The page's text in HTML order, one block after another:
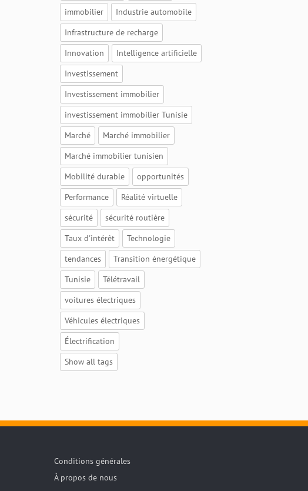
immobilier
Industrie automobile
Infrastructure de recharge
Innovation
Intelligence artificielle
Investissement
Investissement immobilier
investissement immobilier Tunisie
Marché
Marché immobilier
Marché immobilier tunisien
Mobilité durable
opportunités
Performance
Réalité virtuelle
sécurité
sécurité routière
Taux d'intérêt
Technologie
tendances
Transition énergétique
Tunisie
Télétravail
voitures électriques
Véhicules électriques
Électrification
Show all tags
Conditions générales
À propos de nous